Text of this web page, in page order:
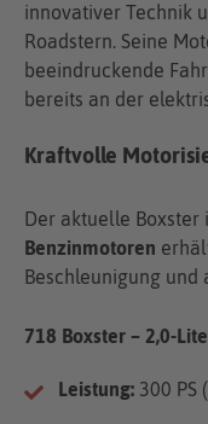
innovativer Technik
Roadstern. Seine
beeindruckende
bereits an der
Kraftvolle
Der aktuelle
Benzinmotoren
Beschleunigung
718 Boxster – 2,0-
Leistung: 300 PS